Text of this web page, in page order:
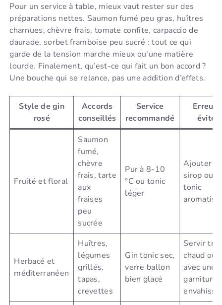
Pour un service à table, mieux vaut rester sur des
préparations nettes. Saumon fumé peu gras, huîtres
charnues, chèvre frais, tomate confite, carpaccio de
daurade, sorbet framboise peu sucré : tout ce qui
garde de la tension marche mieux qu’une matière
lourde. Finalement, qu’est-ce qui fait un bon accord ?
Une bouche qui se relance, pas une addition d’effets.
Style de gin
rosé
Accords
conseillés
Service
recommandé
Erreur
éviter
Fruité et floral
Saumon
fumé,
chèvre
frais, tarte
aux
fraises
peu
sucrée
Pur à 8-10
°C ou tonic
léger
Ajouter
sirop ou
tonic
aromatisé
Herbacé et
méditerranéen
Huîtres,
légumes
grillés,
tapas,
crevettes
Gin tonic sec,
verre ballon
bien glacé
Servir
chaud ou
avec une
garniture